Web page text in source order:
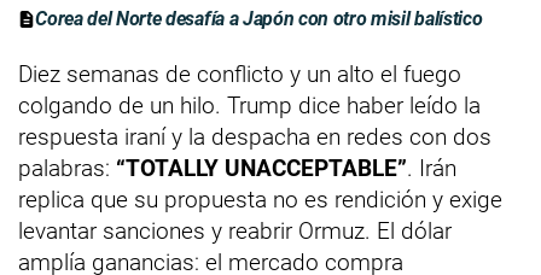
Corea del Norte desafía a Japón con otro misil balístico
Diez semanas de conflicto y un alto el fuego
colgando de un hilo. Trump dice haber leído la
respuesta iraní y la despacha en redes con dos
palabras: “TOTALLY UNACCEPTABLE”. Irán
replica que su propuesta no es rendición y exige
levantar sanciones y reabrir Ormuz. El dólar
amplía ganancias: el mercado compra